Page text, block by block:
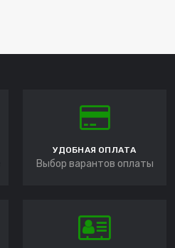
УДОБНАЯ ОПЛАТА
Выбор варантов оплаты